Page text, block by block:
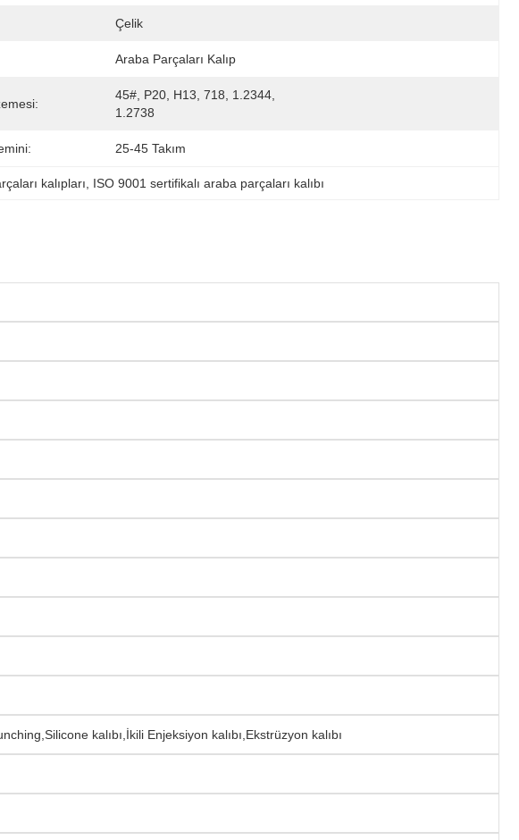
Çelik
Araba Parçaları Kalıp
45#, P20, H13, 718, 1.2344,
1.2738
25-45 Takım
kalıpları ISO 9001 sertifikalı araba parçaları kalıbı
kalıbı,İkili Enjeksiyon kalıbı,Ekstrüzyon kalıbı